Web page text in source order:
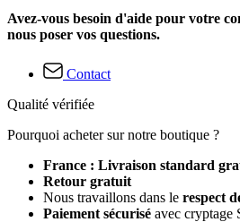
Avez-vous besoin d'aide pour votre
nous poser vos questions.
Contact
Qualité vérifiée
Pourquoi acheter sur notre boutique ?
France : Livraison standard
Retour gratuit
Nous travaillons dans le respect
Paiement sécurisé avec cryptage